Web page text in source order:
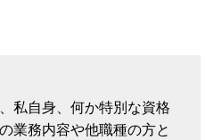
私自身、何か特別な資格
業務内容や他職種の方と